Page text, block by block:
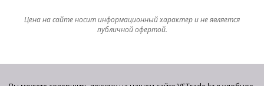
Цена на сайте носит информационный характер и не является
публичной офертой.